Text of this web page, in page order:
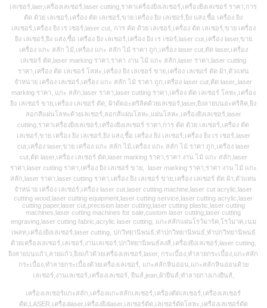
เลเซอร์,laer,เครื่องเลเซอร์,laser cutting,ราคาเครื่องยิงเลเซอร์,เครื่องยิงเลเซอร์ ราคา,การ
ตัด ด้วย เลเซอร์,เครื่อง ตัด เลเซอร์,ขาย เครื่อง ยิง เลเซอร์,ยิง แสง,ซื้อ เครื่อง ยิง
เลเซอร์,เครื่อง ยิง เร เซอร์,laser cut, การ ตัด ด้วย เลเซอร์,เครื่อง ตัด เลเซอร์,ขาย เครื่อง
ยิง เลเซอร์,ยิง แสง,ซื้อ เครื่อง ยิง เลเซอร์,เครื่อง ยิง เร เซอร์,laser cut,เครื่อง laser,ขาย
เครื่อง แกะ สลัก ไม้,เครื่อง แกะ สลัก ไม้ ราคา ถูก,เครื่อง laser cut,ตัด laser,เครื่อง
เลเซอร์ ตัด,laser marking ราคา,ราคา งาน ไม้ แกะ สลัก,laser ราคา,laser cutting
ราคา,เครื่อง ตัด เลเซอร์ โลหะ,เครื่อง ยิง เลเซอร์ ขาย,เครื่อง เลเซอร์ ตัด ผ้า,ตัวแทน
จำหน่าย เครื่อง เลเซอร์,เครื่อง แกะ สลัก ไม้ ราคา ถูก,เครื่อง laser cut,ตัด laser,,laser
marking ราคา, แกะ สลัก,laser ราคา,laser cutting ราคา,เครื่อง ตัด เลเซอร์ โลหะ,เครื่อง
ยิง เลเซอร์ ขาย,เครื่อง เลเซอร์ ตัด, ผ้าตัดอะคริลิคด้วยเลเซอร์,laser,ยิงลายบนอะคริลิค,ยิง
ลอกสีแผ่นโลหะด้วยเลเซอร์,ลอกสีแผ่นโลหะ,แผ่นโลหะ,เครื่องยิงเลเซอร์,laser
cutting,ราคาเครื่องยิงเลเซอร์,เครื่องยิงเลเซอร์ ราคา,การ ตัด ด้วย เลเซอร์,เครื่อง ตัด
เลเซอร์,ขาย เครื่อง ยิง เลเซอร์,ยิง แสง,ซื้อ เครื่อง ยิง เลเซอร์,เครื่อง ยิง เร เซอร์,laser
cut,เครื่อง laser,ขาย เครื่อง แกะ สลัก ไม้,เครื่อง แกะ สลัก ไม้ ราคา ถูก,เครื่อง laser
cut,ตัด laser,เครื่อง เลเซอร์ ตัด,laser marking ราคา,ราคา งาน ไม้ แกะ สลัก,laser
ราคา,laser cutting ราคา,เครื่อง ยิง เลเซอร์ ขาย, laser marking ราคา,ราคา งาน ไม้ แกะ
สลัก,laser ราคา,laser cutting ราคา,เครื่อง ยิง เลเซอร์ ขาย,เครื่อง เลเซอร์ ตัด ผ้า,ตัวแทน
จำหน่าย เครื่อง เลเซอร์,เครื่อง laser cut,laser cutting machine,laser cut acrylic,laser
cutting wood,laser cutting equipment,laser cutting service,laser cutting acrylic,laser
cutting paper,laser cut,precision laser cutting,laser cutting plastic,laser cutting
machines,laser cutting machines for sale,custom laser cutting,laser cutting
engraving,laser cutting fabric,acrylic laser cutting, แกะสลักแผ่นโรว์มาร์ค,โรว์มาค,เนม
เพลท,เครื่องยิงเลเซอร์,laser cutting, ปกวิทยานิพนธ์,ทำปกวิทยานิพนธ์,ทำปกวิทยานิพนธ์
ด้วยเครื่องเลเซอร์,เลเซอร์,งานเลเซอร์,ปกวิทยานิพนธ์ลงสี,เครื่องยิงเลเซอร์,laser cutting,
ยิงลายบนแก้ว,ลายแก้ว,ยิงแก้วด้วยเครื่องเลเซอร์,laser, กระเบื้อง,ทำลายกระเบื้อง,แกะสลัก
กระเบื้อง,ทำลายกระเบื้องด้วยเครื่องเลเซอร์, แกะสลักหินอ่อน,แกะสลักหินอ่อนด้วย
เลเซอร์,งานเลเซอร์,เครื่องเลเซอร์, ยีนส์,jean,ผ้ายีนส์,ทำลายกางเกงยีนส์,
เครื่องเลเซอร์แกะสลัก,เครื่องแกะสลักเลเซอร์,เครื่องตัดเลเซอร์,เครื่องเลเซอร์
ตัด,LASER,เครื่องlaser,เครื่องยิงlaser,เลเซอร์ตัด,เลเซอร์ตัดโลหะ,เครื่องเลเซอร์ตัด